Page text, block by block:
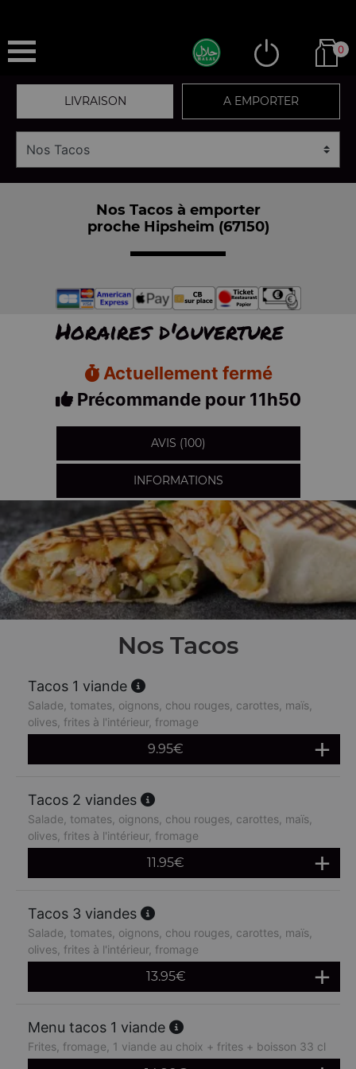
0
LIVRAISON A EMPORTER
Nos Tacos à emporter
proche Hipsheim (67150)
Horaires d'ouverture
Actuellement fermé
Précommande pour 11h50
AVIS (100)
INFORMATIONS
Nos Tacos
Tacos 1 viande
Salade, tomates, oignons, chou rouges, carottes, maïs,
olives, frites à l'intérieur, fromage
9.95€
Tacos 2 viandes
Salade, tomates, oignons, chou rouges, carottes, maïs,
olives, frites à l'intérieur, fromage
11.95€
Tacos 3 viandes
Salade, tomates, oignons, chou rouges, carottes, maïs,
olives, frites à l'intérieur, fromage
13.95€
Menu tacos 1 viande
Frites, fromage, 1 viande au choix + frites + boisson 33 cl